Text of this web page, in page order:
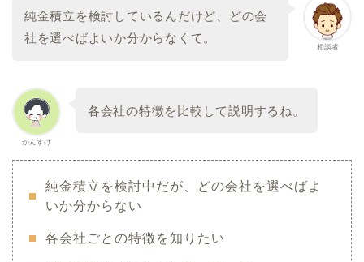
相談者
純金積立を検討しているんだけど、どの会
社を選べばよいか分からなくて。
かんすけ
各会社の特徴を比較して説明するね。
純金積立を検討中だが、どの会社を選べばよ
いか分からない
各会社ごとの特徴を知りたい